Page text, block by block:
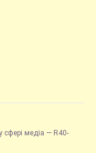
сфері медіа — R40-